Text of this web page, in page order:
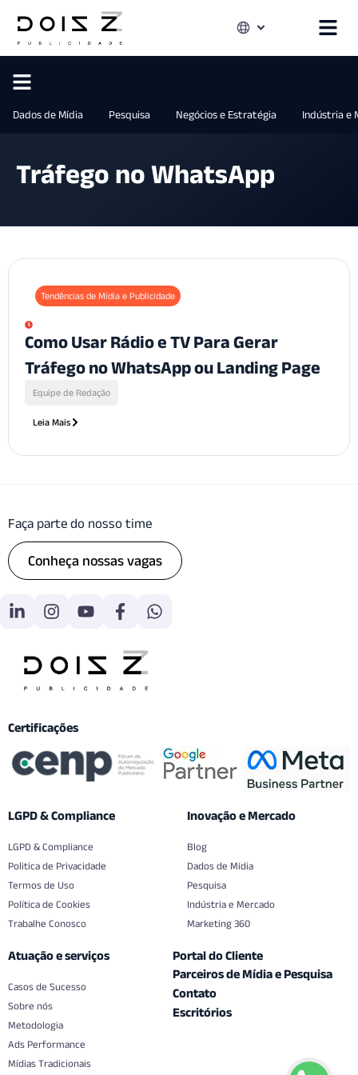
Dados de Mídia Pesquisa Negócios e Estratégia Indústria e
Tráfego no WhatsApp
Tendências de Mídia e Publicidade
Como Usar Rádio e TV Para Gerar
Tráfego no WhatsApp ou Landing Page
Equipe de Redação
Leia Mais
Faça parte do nosso time
Conheça nossas vagas
Certificações
LGPD & Compliance
LGPD & Compliance
Politica de Privacidade
Termos de Uso
Política de Cookies
Trabalhe Conosco
Inovação e Mercado
Blog
Dados de Mídia
Pesquisa
Indústria e Mercado
Marketing 360
Atuação e serviços
Casos de Sucesso
Sobre nós
Metodologia
Ads Performance
Mídias Tradicionais
Portal do Cliente
Parceiros de Mídia e Pesquisa
Contato
Escritórios